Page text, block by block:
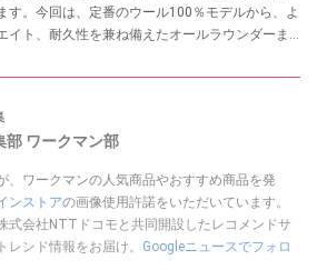
す。今回は、定番のウール100％モデルから、よ
イト、耐久性を兼ね備えたオールラウンダーま
部 ワークマン部
、ワークマンの人気商品やおすすめ商品を発
ンストアの画像使用許諾をいただいています。
式会社NTTドコモと共同開設したレコメンドサ
ンド情報をお届け。 Googleニュースでフォロ